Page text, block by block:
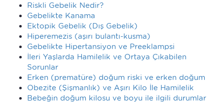
Riskli Gebelik Nedir?
Gebelikte Kanama
Ektopik Gebelik (Dış Gebelik)
Hiperemezis (aşırı bulantı-kusma)
Gebelikte Hipertansiyon ve Preeklampsi
İleri Yaşlarda Hamilelik ve Ortaya Çıkabilen
Sorunlar
Erken (prematüre) doğum riski ve erken doğum
Obezite (Şişmanlık) ve Aşırı Kilo İle Hamilelik
Bebeğin doğum kilosu ve boyu ile ilgili durumlar